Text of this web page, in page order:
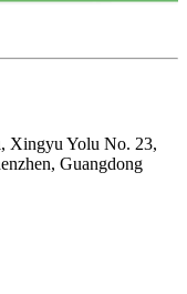
Xingyu Yolu No. 23,
Guangdong